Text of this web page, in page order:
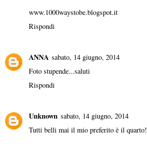
www.1000waystobe.blogspot.it
Rispondi
ANNA sabato, 14 giugno, 2014
Foto stupende...saluti
Rispondi
Unknown sabato, 14 giugno, 2014
Tutti belli mai il mio preferito è il quarto!